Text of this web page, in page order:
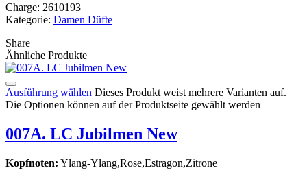
Charge: 2610193
Kategorie: Damen Düfte
Share
Ähnliche Produkte
Ausführung wählen Dieses Produkt weist mehrere Varianten auf.
Die Optionen können auf der Produktseite gewählt werden
007A. LC Jubilmen New
Kopfnoten: Ylang-Ylang,Rose,Estragon,Zitrone